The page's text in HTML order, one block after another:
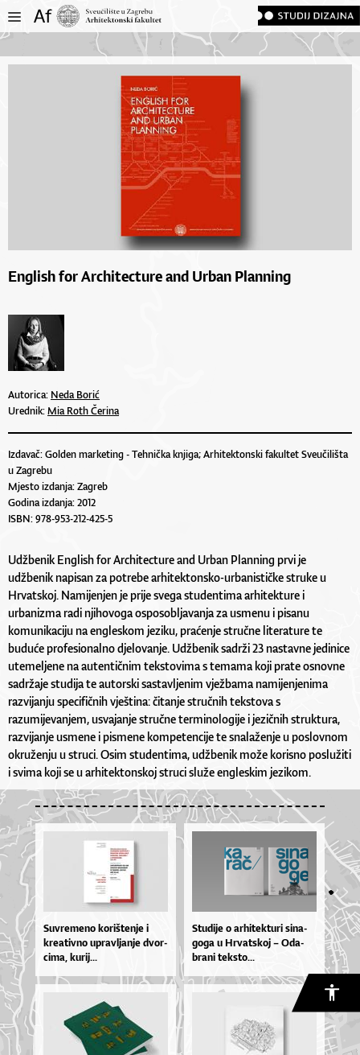
English for Architecture and Urban Planning
Autorica: Neda Borić
Urednik:Mia Roth Čerina
Izdavač: Golden marketing - Tehnička knjiga; Arhitektonski fakultet Sveučilišta
u Zagrebu
Mjesto izdanja: Zagreb
Godina izdanja: 2012
ISBN: 978-953-212-425-5
Udžbenik English for Architecture and Urban Planning prvi je
udžbenik napisan za potrebe arhitektonsko-urbanističke struke u
Hrvatskoj. Namijenjen je prije svega studentima arhitekture i
urbanizma radi njihovoga osposobljavanja za usmenu i pisanu
komunikaciju na engleskom jeziku, praćenje stručne literature te
buduće profesionalno djelovanje. Udžbenik sadrži 23 nastavne jedinice
utemeljene na autentičnim tekstovima s temama koji prate osnovne
sadržaje studija te autorski sastavljenim vježbama namijenjenima
razvijanju specifičnih vještina: čitanje stručnih tekstova s
razumijevanjem, usvajanje stručne terminologije i jezičnih struktura,
razvijanje usmene i pismene kompetencije te snalaženje u poslovnom
okruženju u struci. Osim studentima, udžbenik može korisno poslužiti
i svima koji se u arhitektonskoj struci služe engleskim jezikom.
Suv­re­me­no ko­riš­te­nje i
kre­a­tiv­no uprav­lja­nje dvor­
ci­ma, ku­rij...
Stu­di­je o ar­hi­tek­tu­ri si­na­
go­ga u Hr­vat­skoj – Oda­
bra­ni tek­sto...